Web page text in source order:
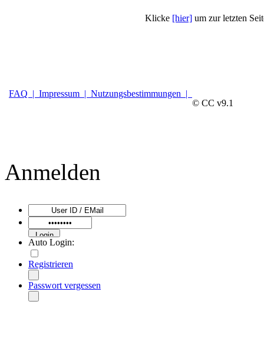
Klicke [hier] um zur letzten
FAQ | Impressum | Nutzungsbestimmungen |
© CC v9.1
Anmelden
Auto Login:
Registrieren
Passwort vergessen